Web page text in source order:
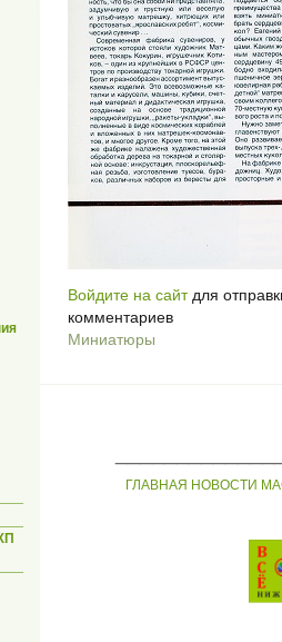
Войдите на сайтдля
комментариев
Миниатюры
ГЛАВНАЯ НОВОСТИ